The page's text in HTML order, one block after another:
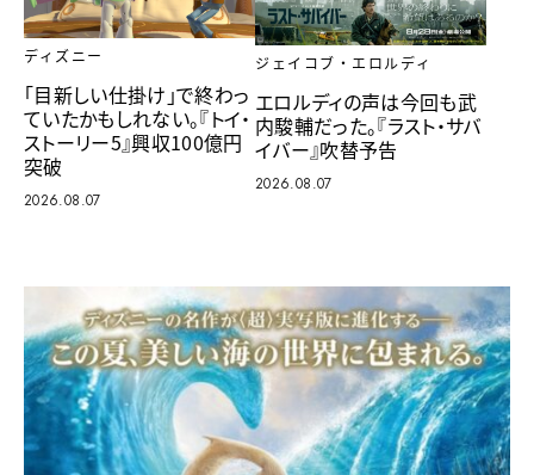
ディズニー
「目新しい仕掛け」で終わっ
ていたかもしれない。『トイ・
ストーリー5』興収100億円
突破
2026.08.07
ジェイコブ・エロルディ
エロルディの声は今回も武
内駿輔だった。『ラスト・サバ
イバー』吹替予告
2026.08.07